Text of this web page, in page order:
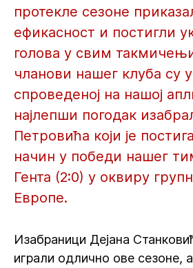
протекле сезоне
ефикасност и постигли
голова у свим
чланови нашег клуба су
спроведеној на нашој
најлепши погодак
Петровића који је
начин у победи нашег
Гента (2:0) у оквиру
Европе.
Изабраници Дејана
играли одлично ове сезоне,